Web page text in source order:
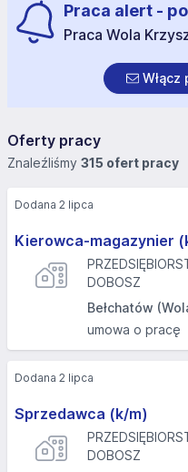
Praca alert -
Praca Wola
Włącz
Oferty pracy
Znaleźliśmy 315 ofert pracy
Kierowca-magazynier
DOBOSZ
Bełchatów
umowa o pracę
Dodana 2 lipca
Sprzedawca (k/m)
DOBOSZ
Dodana 2 lipca